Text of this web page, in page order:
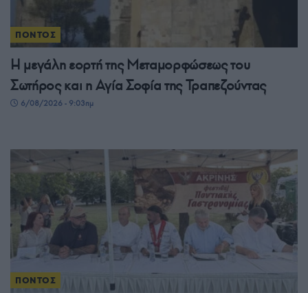
ΠΟΝΤΟΣ
Η μεγάλη εορτή της Μεταμορφώσεως του
Σωτήρος και η Αγία Σοφία της Τραπεζούντας
6/08/2026 - 9:03πμ
ΠΟΝΤΟΣ